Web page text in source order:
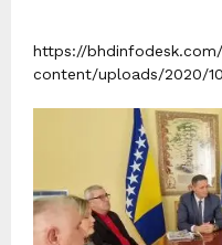
https://
content/uploads/2020/